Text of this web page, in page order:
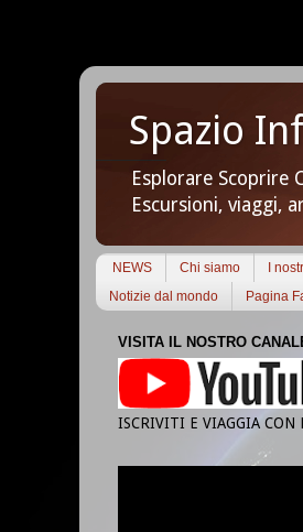
Spazio
Esplorare Scoprire
Escursioni, viaggi,
NEWS Chi siamo I
Notizie dal mondo
Pagina
VISITA IL NOSTRO
ISCRIVITI E VIAGGIA CON